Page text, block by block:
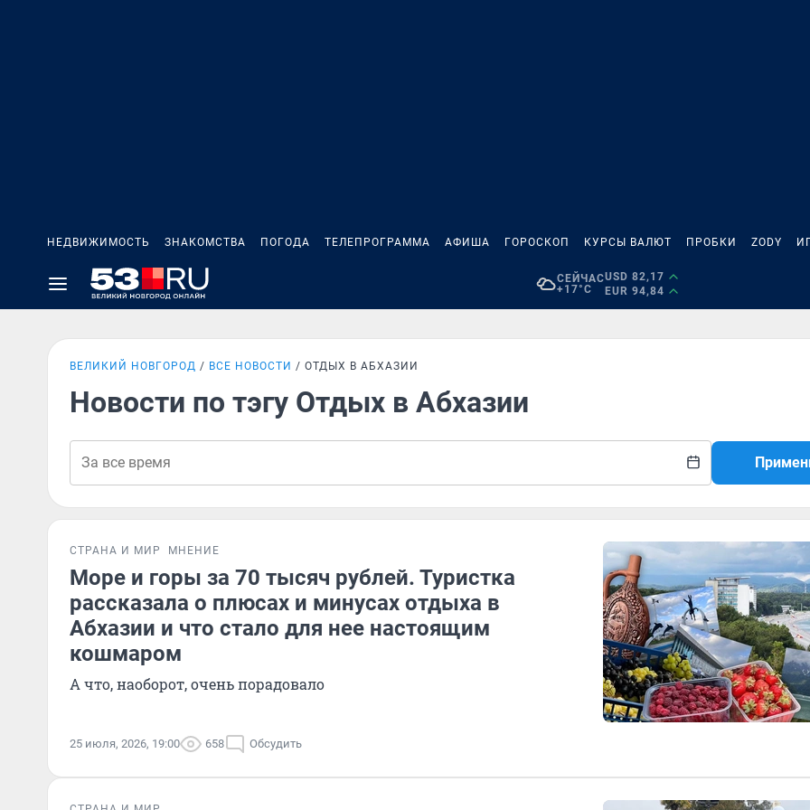
НЕДВИЖИМОСТЬ ЗНАКОМСТВА ПОГОДА ТЕЛЕПРОГРАММА АФИША ГОРОСКОП КУРСЫ ВАЛЮТ ПРОБКИ ZODY
СЕЙЧАС
+17°C
USD 82,17
EUR 94,84
ВЕЛИКИЙ НОВГОРОД ВСЕ НОВОСТИ ОТДЫХ В АБХАЗИИ
Новости по тэгу Отдых в Абхазии
СТРАНА И МИР МНЕНИЕ
Море и горы за 70 тысяч рублей. Туристка
рассказала о плюсах и минусах отдыха в
Абхазии и что стало для нее настоящим
кошмаром
А что, наоборот, очень порадовало
25 июля, 2026, 19:00 658 Обсудить